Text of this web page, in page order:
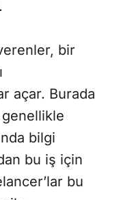
bir
açar. Burada
bilgi
bu iş için
bu